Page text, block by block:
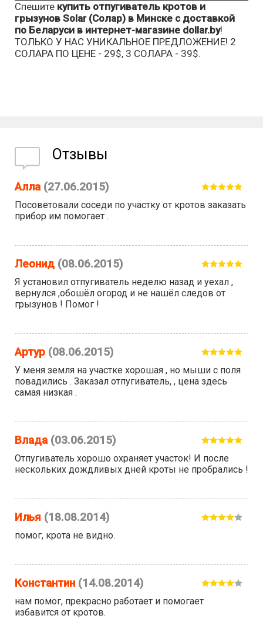
Спешите купить отпугиватель кротов и
грызунов Solar (Солар) в Минске с доставкой
по Беларуси в интернет-магазине dollar.by!
ТОЛЬКО У НАС УНИКАЛЬНОЕ ПРЕДЛОЖЕНИЕ! 2
СОЛАРА ПО ЦЕНЕ - 29$, 3 СОЛАРА - 39$.
Отзывы
Алла (27.06.2015)
Посоветовали соседи по участку от кротов заказать
прибор им помогает .
Леонид (08.06.2015)
Я установил отпугиватель неделю назад и уехал ,
вернулся ,обошёл огород и не нашёл следов от
грызунов ! Помог !
Артур (08.06.2015)
У меня земля на участке хорошая , но мыши с поля
повадились . Заказал отпугиватель, , цена здесь
самая низкая .
Влада (03.06.2015)
Отпугиватель хорошо охраняет участок! И после
нескольких дождливых дней кроты не пробрались !
Илья (18.08.2014)
помог, крота не видно.
Константин (14.08.2014)
нам помог, прекрасно работает и помогает
избавится от кротов.